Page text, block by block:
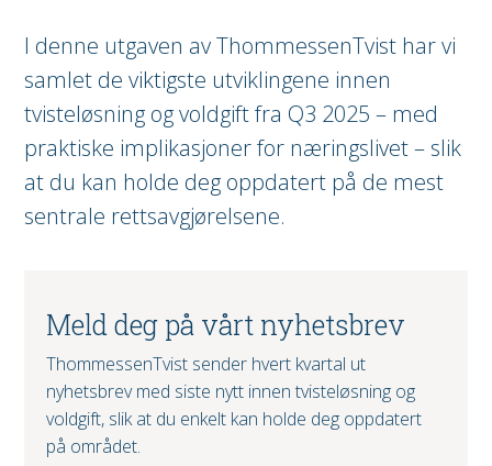
I denne utgaven av ThommessenTvist har vi
samlet de viktigste utviklingene innen
tvisteløsning og voldgift fra Q3 2025 – med
praktiske implikasjoner for næringslivet – slik
at du kan holde deg oppdatert på de mest
sentrale rettsavgjørelsene.
Meld deg på vårt nyhetsbrev
ThommessenTvist sender hvert kvartal ut
nyhetsbrev med siste nytt innen tvisteløsning og
voldgift, slik at du enkelt kan holde deg oppdatert
på området.